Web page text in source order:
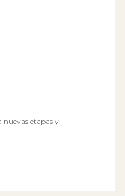
nuevas etapas y